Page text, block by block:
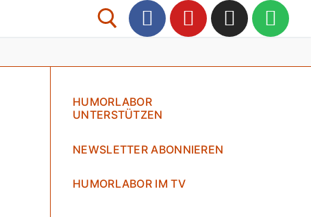
HUMORLABOR
UNTERSTÜTZEN
NEWSLETTER ABONNIEREN
HUMORLABOR IM TV